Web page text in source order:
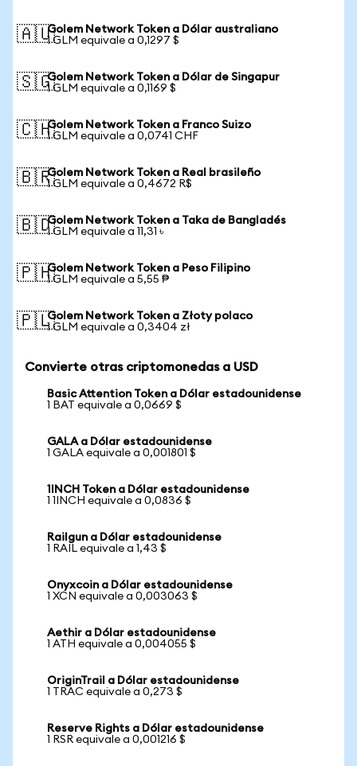
🇦🇺Golem Network Token a Dólar australiano
1 GLM equivale a 0,1297 $
🇸🇬Golem Network Token a Dólar de Singapur
1 GLM equivale a 0,1169 $
🇨🇭Golem Network Token a Franco Suizo
1 GLM equivale a 0,0741 CHF
🇧🇷Golem Network Token a Real brasileño
1 GLM equivale a 0,4672 R$
🇧🇩Golem Network Token a Taka de Bangladés
1 GLM equivale a 11,31 ৳
🇵🇭Golem Network Token a Peso Filipino
1 GLM equivale a 5,55 ₱
🇵🇱Golem Network Token a Złoty polaco
1 GLM equivale a 0,3404 zł
Convierte otras criptomonedas a USD
Basic Attention Token a Dólar estadounidense
1 BAT equivale a 0,0669 $
GALA a Dólar estadounidense
1 GALA equivale a 0,001801 $
1INCH Token a Dólar estadounidense
1 1INCH equivale a 0,0836 $
Railgun a Dólar estadounidense
1 RAIL equivale a 1,43 $
Onyxcoin a Dólar estadounidense
1 XCN equivale a 0,003063 $
Aethir a Dólar estadounidense
1 ATH equivale a 0,004055 $
OriginTrail a Dólar estadounidense
1 TRAC equivale a 0,273 $
Reserve Rights a Dólar estadounidense
1 RSR equivale a 0,001216 $